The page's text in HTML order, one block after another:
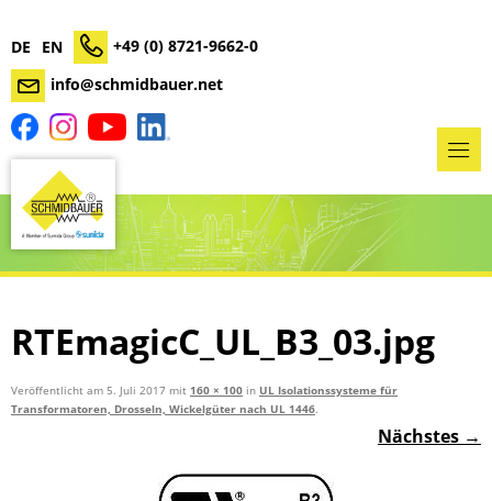
DE EN
+49 (0) 8721-9662-0
info@schmidbauer.net
RTEmagicC_UL_B3_03.jpg
Veröffentlicht am 5. Juli 2017 mit 160 × 100 in UL Isolationssysteme für
Transformatoren, Drosseln, Wickelgüter nach UL 1446.
Nächstes →